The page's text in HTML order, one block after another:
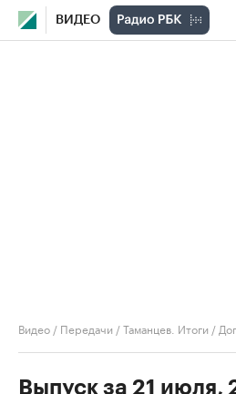
ВИДЕО
Видео / Передачи /Таманцев. Итоги /
Выпуск за 21 июля,